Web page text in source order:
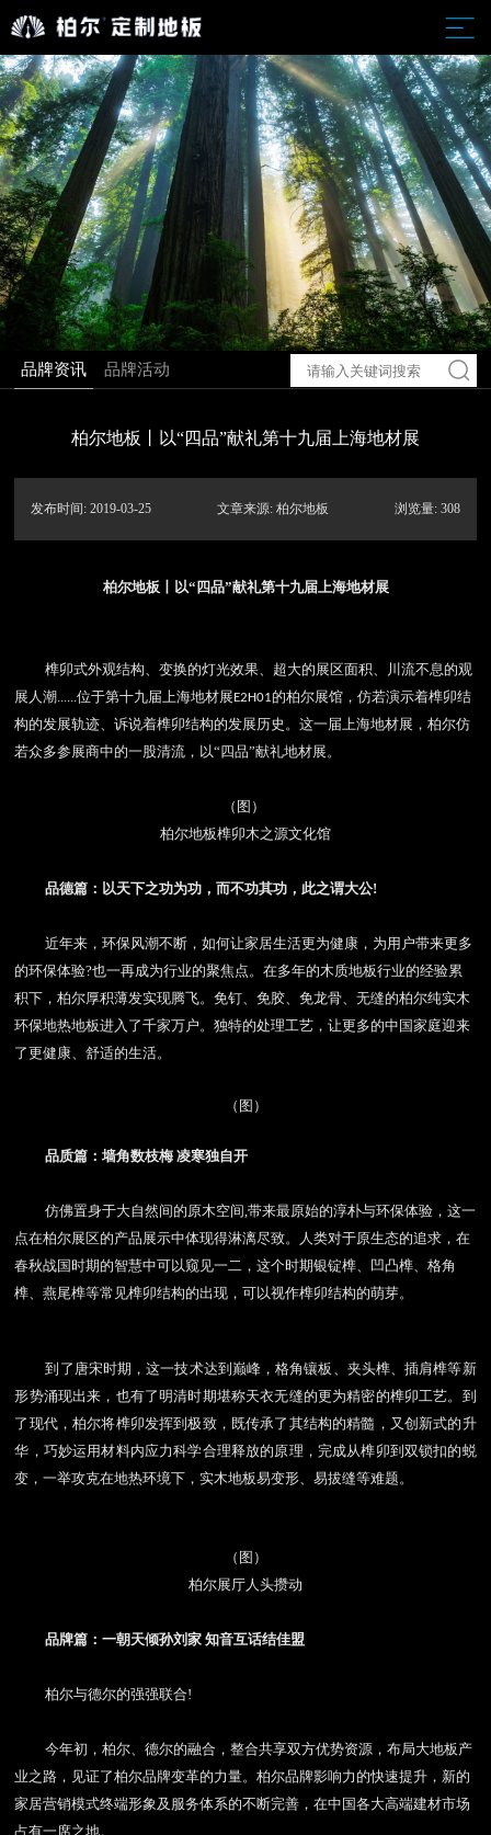
品牌资讯 品牌活动
柏尔地板丨以“四品”献礼第十九届上海地材展
发布时间: 2019-03-25 文章来源: 柏尔地板 浏览量: 308
柏尔地板丨以“四品”献礼第十九届上海地材展
榫卯式外观结构、变换的灯光效果、超大的展区面积、川流不息的观
展人潮......位于第十九届上海地材展E2H01的柏尔展馆，仿若演示着榫卯结
构的发展轨迹、诉说着榫卯结构的发展历史。这一届上海地材展，柏尔仿
若众多参展商中的一股清流，以“四品”献礼地材展。
（图）
柏尔地板榫卯木之源文化馆
品德篇：以天下之功为功，而不功其功，此之谓大公!
近年来，环保风潮不断，如何让家居生活更为健康，为用户带来更多
的环保体验?也一再成为行业的聚焦点。在多年的木质地板行业的经验累
积下，柏尔厚积薄发实现腾飞。免钉、免胶、免龙骨、无缝的柏尔纯实木
环保地热地板进入了千家万户。独特的处理工艺，让更多的中国家庭迎来
了更健康、舒适的生活。
（图）
品质篇：墙角数枝梅 凌寒独自开
仿佛置身于大自然间的原木空间,带来最原始的淳朴与环保体验，这一
点在柏尔展区的产品展示中体现得淋漓尽致。人类对于原生态的追求，在
春秋战国时期的智慧中可以窥见一二，这个时期银锭榫、凹凸榫、格角
榫、燕尾榫等常见榫卯结构的出现，可以视作榫卯结构的萌芽。
到了唐宋时期，这一技术达到巅峰，格角镶板、夹头榫、插肩榫等新
形势涌现出来，也有了明清时期堪称天衣无缝的更为精密的榫卯工艺。到
了现代，柏尔将榫卯发挥到极致，既传承了其结构的精髓，又创新式的升
华，巧妙运用材料内应力科学合理释放的原理，完成从榫卯到双锁扣的蜕
变，一举攻克在地热环境下，实木地板易变形、易拔缝等难题。
（图）
柏尔展厅人头攒动
品牌篇：一朝天倾孙刘家 知音互话结佳盟
柏尔与德尔的强强联合!
今年初，柏尔、德尔的融合，整合共享双方优势资源，布局大地板产
业之路，见证了柏尔品牌变革的力量。柏尔品牌影响力的快速提升，新的
家居营销模式终端形象及服务体系的不断完善，在中国各大高端建材市场
占有一席之地。